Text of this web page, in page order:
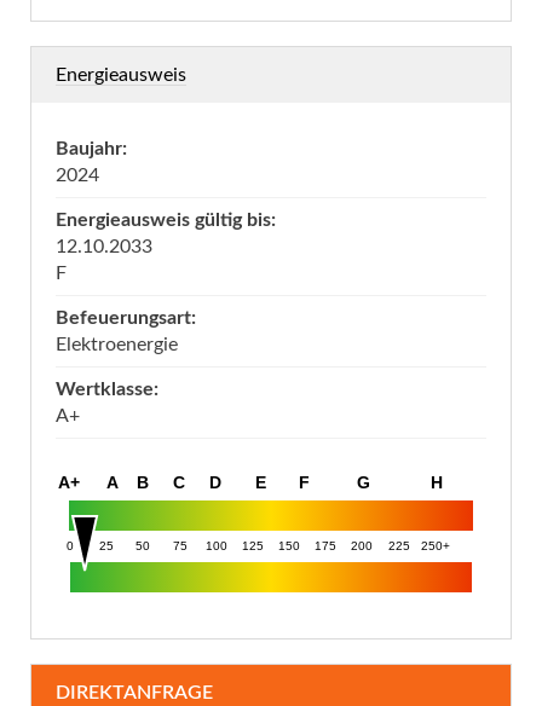
Energieausweis
Baujahr:
2024
Energieausweis gültig bis:
12.10.2033
F
Befeuerungsart:
Elektroenergie
Wertklasse:
A+
A+ A B C D E F G H
0 25 50 75 100 125 150 175 200 225 250+
DIREKTANFRAGE